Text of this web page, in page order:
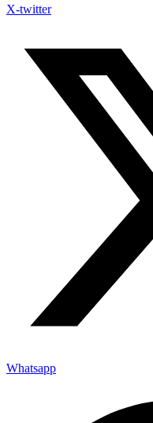
X-twitter
Whatsapp